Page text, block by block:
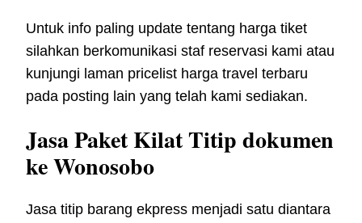
Untuk info paling update tentang harga tiket
silahkan berkomunikasi staf reservasi kami atau
kunjungi laman pricelist harga travel terbaru
pada posting lain yang telah kami sediakan.
Jasa Paket Kilat Titip dokumen
ke Wonosobo
Jasa titip barang ekpress menjadi satu diantara